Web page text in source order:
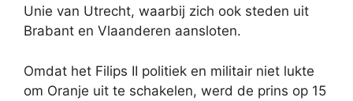
Unie van Utrecht, waarbij zich ook steden uit
Brabant en Vlaanderen aansloten.
Omdat het Filips II politiek en militair niet lukte
om Oranje uit te schakelen, werd de prins op 15